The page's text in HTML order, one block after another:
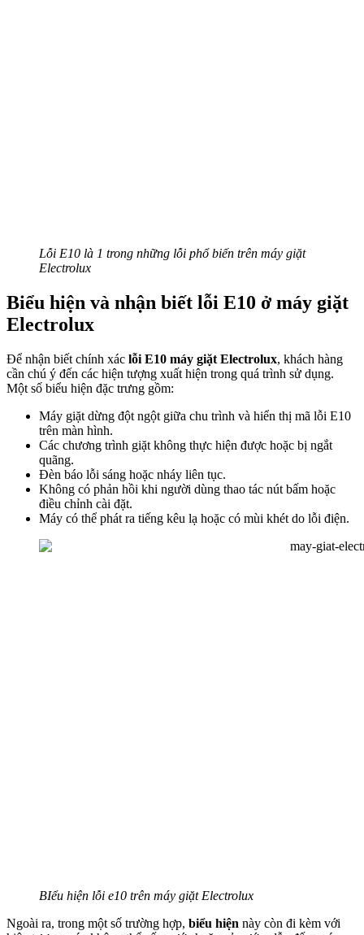
Lỗi E10 là 1 trong những lỗi phổ biến trên máy giặt
Electrolux
Biểu hiện và nhận biết lỗi E10 ở máy giặt
Electrolux
Để nhận biết chính xác lỗi E10 máy giặt Electrolux, khách hàng
cần chú ý đến các hiện tượng xuất hiện trong quá trình sử dụng.
Một số biểu hiện đặc trưng gồm:
Máy giặt dừng đột ngột giữa chu trình và hiển thị mã lỗi E10
trên màn hình.
Các chương trình giặt không thực hiện được hoặc bị ngắt
quãng.
Đèn báo lỗi sáng hoặc nháy liên tục.
Không có phản hồi khi người dùng thao tác nút bấm hoặc
điều chỉnh cài đặt.
Máy có thể phát ra tiếng kêu lạ hoặc có mùi khét do lỗi điện.
BIểu hiện lỗi e10 trên máy giặt Electrolux
Ngoài ra, trong một số trường hợp, biểu hiện này còn đi kèm với